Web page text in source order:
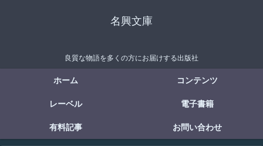
名興文庫
良質な物語を多くの方にお届けする出版社
ホーム コンテンツ
レーベル 電子書籍
有料記事 お問い合わせ